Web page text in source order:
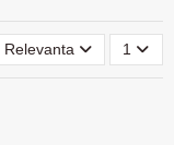
Relevanta 1